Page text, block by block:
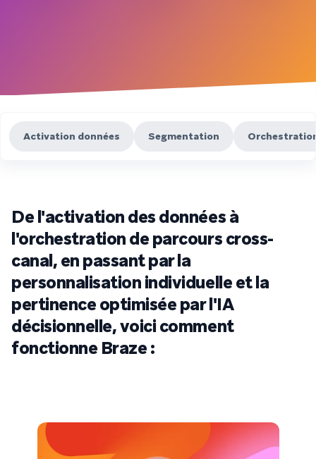
Activation données Segmentation
De l'activation des données à
l'orchestration de parcours cross-
canal, en passant par la
personnalisation individuelle et la
pertinence optimisée par l'IA
décisionnelle, voici comment
fonctionne Braze :